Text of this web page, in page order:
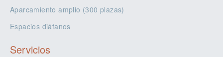
Aparcamiento amplio (300 plazas)
Espacios diáfanos
Servicios